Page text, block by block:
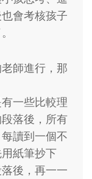
會考核孩子
師進行，那
一些比較理
落後，所有
讀到一個不
紙筆抄下
後，再一一